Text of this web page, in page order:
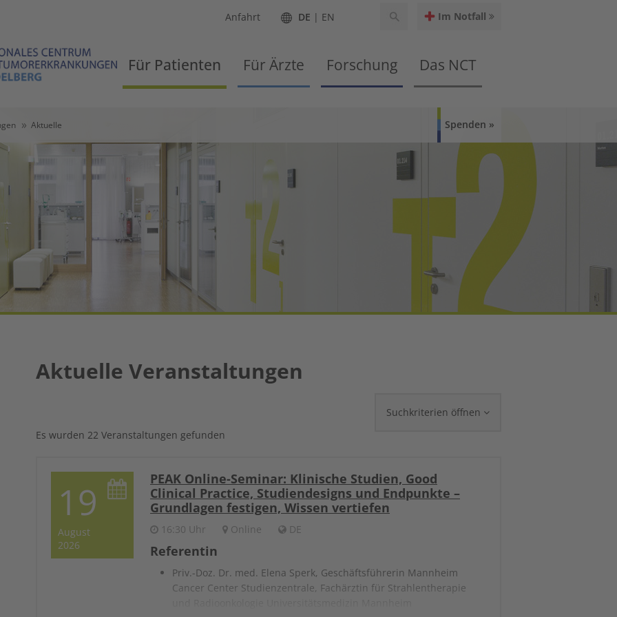
Anfahrt DE EN Im Notfall
Für Patienten Für Ärzte Forschung Das NCT
Spenden
Aktuelle
Aktuelle Veranstaltungen
Suchkriterien öffnen
Es wurden 22 Veranstaltungen gefunden
19
August
2026
PEAK Online-Seminar: Klinische Studien, Good
Clinical Practice, Studiendesigns und Endpunkte –
Grundlagen festigen, Wissen vertiefen
16:30 Uhr Online DE
Referentin
Priv.-Doz. Dr. med. Elena Sperk, Geschäftsführerin Mannheim
Cancer Center Studienzentrale, Fachärztin für Strahlentherapie